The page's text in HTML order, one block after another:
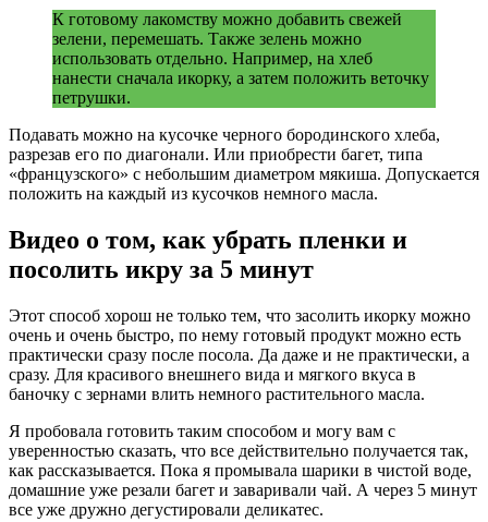
К готовому лакомству можно добавить свежей
зелени, перемешать. Также зелень можно
использовать отдельно. Например, на хлеб
нанести сначала икорку, а затем положить веточку
петрушки.
Подавать можно на кусочке черного бородинского хлеба,
разрезав его по диагонали. Или приобрести багет, типа
«французского» с небольшим диаметром мякиша. Допускается
положить на каждый из кусочков немного масла.
Видео о том, как убрать пленки и
посолить икру за 5 минут
Этот способ хорош не только тем, что засолить икорку можно
очень и очень быстро, по нему готовый продукт можно есть
практически сразу после посола. Да даже и не практически, а
сразу. Для красивого внешнего вида и мягкого вкуса в
баночку с зернами влить немного растительного масла.
Я пробовала готовить таким способом и могу вам с
уверенностью сказать, что все действительно получается так,
как рассказывается. Пока я промывала шарики в чистой воде,
домашние уже резали багет и заваривали чай. А через 5 минут
все уже дружно дегустировали деликатес.